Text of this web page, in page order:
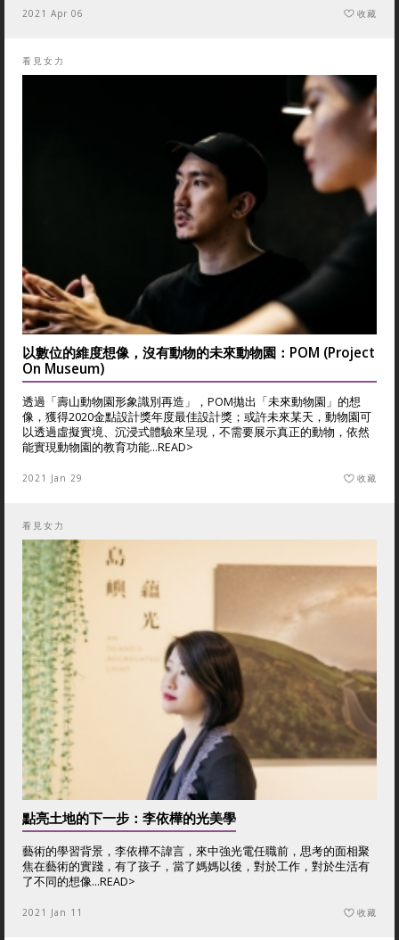
2021 Apr 06 收藏
看見女力
以數位的維度想像，沒有動物的未來動物園：POM (Project
On Museum)
透過「壽山動物園形象識別再造」，POM拋出「未來動物園」的想
像，獲得2020金點設計獎年度最佳設計獎；或許未來某天，動物園可
以透過虛擬實境、沉浸式體驗來呈現，不需要展示真正的動物，依然
能實現動物園的教育功能...READ>
2021 Jan 29 收藏
看見女力
點亮土地的下一步：李依樺的光美學
藝術的學習背景，李依樺不諱言，來中強光電任職前，思考的面相聚
焦在藝術的實踐，有了孩子，當了媽媽以後，對於工作，對於生活有
了不同的想像...READ>
2021 Jan 11 收藏